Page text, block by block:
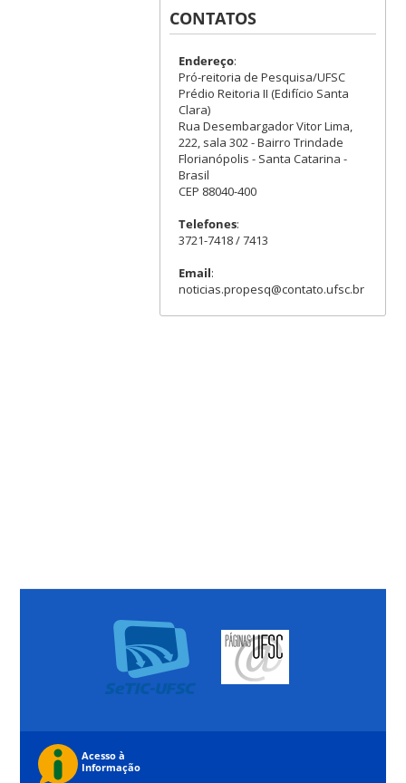
CONTATOS
Endereço:
Pró-reitoria de Pesquisa/UFSC
Prédio Reitoria II (Edifício Santa
Clara)
Rua Desembargador Vitor Lima,
222, sala 302 - Bairro Trindade
Florianópolis - Santa Catarina -
Brasil
CEP 88040-400
Telefones:
3721-7418 / 7413
Email:
noticias.propesq@contato.ufsc.br